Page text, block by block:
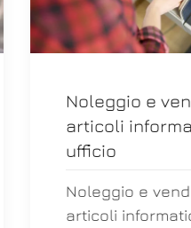
e vendita
informatici per
e vendita
informatici per